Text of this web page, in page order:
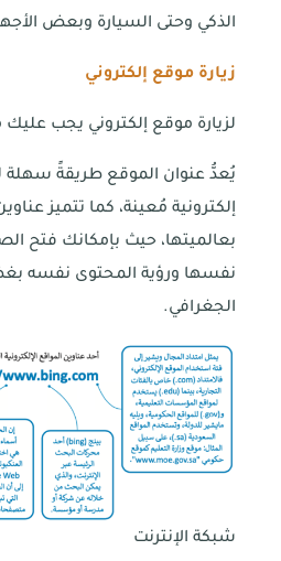
الذكي وحتى السيارة وبعض
زيارة موقع إلكتروني
لزيارة موقع إلكتروني يجب
يُعدُّ عنوان الموقع طريقةً
إلكترونية مُعينة، كما تتميز
بعالميتها، حيث بإمكانك فتح
نفسها ورؤية المحتوى نفسه
الجغرافي.
شبكة الإنترنت